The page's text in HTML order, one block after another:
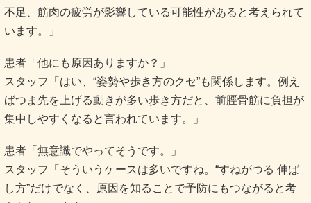
不足、筋肉の疲労が影響している可能性があると考えられて
います。」
患者「他にも原因ありますか？」
スタッフ「はい、“姿勢や歩き方のクセ”も関係します。例え
ばつま先を上げる動きが多い歩き方だと、前脛骨筋に負担が
集中しやすくなると言われています。」
患者「無意識でやってそうです。」
スタッフ「そういうケースは多いですね。“すねがつる 伸ば
し方”だけでなく、原因を知ることで予防にもつながると考